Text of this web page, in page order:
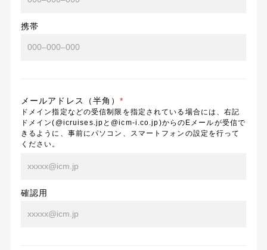
携帯
メールアドレス（半角）*
ドメイン指定などの受信制限を指定されている場合には、右記
ドメイン(@icruises.jpと@icm-i.co.jp)からのEメールが受信で
きるように、事前にパソコン、スマートフォンの設定を行って
ください。
確認用